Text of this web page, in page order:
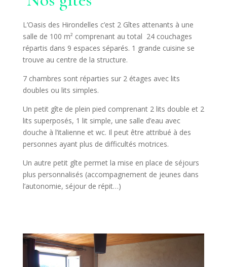
L’Oasis des Hirondelles c’est 2 Gîtes attenants à une
salle de 100 m² comprenant au total 24 couchages
répartis dans 9 espaces séparés. 1 grande cuisine se
trouve au centre de la structure.
7 chambres sont réparties sur 2 étages avec lits
doubles ou lits simples.
Un petit gîte de plein pied comprenant 2 lits double et 2
lits superposés, 1 lit simple, une salle d’eau avec
douche à l’italienne et wc. Il peut être attribué à des
personnes ayant plus de difficultés motrices.
Un autre petit gîte permet la mise en place de séjours
plus personnalisés (accompagnement de jeunes dans
l’autonomie, séjour de répit…)